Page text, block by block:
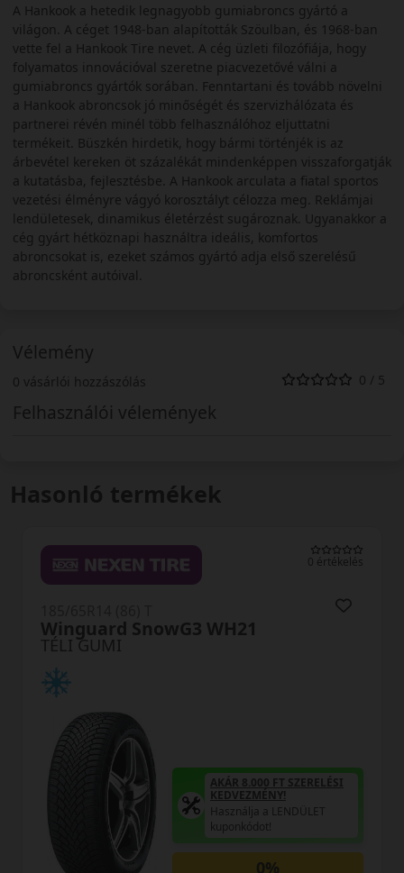
A Hankook a hetedik legnagyobb gumiabroncs gyártó a
világon. A céget 1948-ban alapították Szöulban, és 1968-ban
vette fel a Hankook Tire nevet. A cég üzleti filozófiája, hogy
folyamatos innovációval szeretne piacvezetővé válni a
gumiabroncs gyártók sorában. Fenntartani és tovább növelni
a Hankook abroncsok jó minőségét és szervizhálózata és
partnerei révén minél több felhasználóhoz eljuttatni
termékeit. Büszkén hirdetik, hogy bármi történjék is az
árbevétel kereken öt százalékát mindenképpen visszaforgatják
a kutatásba, fejlesztésbe. A Hankook arculata a fiatal sportos
vezetési élményre vágyó korosztályt célozza meg. Reklámjai
lendületesek, dinamikus életérzést sugároznak. Ugyanakkor a
cég gyárt hétköznapi használtra ideális, komfortos
abroncsokat is, ezeket számos gyártó adja első szerelésű
abroncsként autóival.
Vélemény
0 vásárlói hozzászólás 0 / 5
Felhasználói vélemények
Hasonló termékek
0 értékelés
TÉLI GUMI
S943 Snowprox
AKÁR 8.000 FT SZERELÉSI
KEDVEZMÉNY!
kuponkódot!